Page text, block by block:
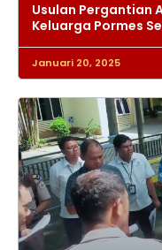
Usulan Pergantian
Keluarga Pormes
Januari 20, 2025